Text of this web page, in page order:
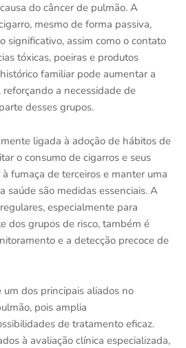
do câncer de pulmão. A
mesmo de forma passiva,
significativo, assim como o contato
tóxicas, poeiras e produtos
familiar pode aumentar a
a necessidade de
desses grupos.
ligada à adoção de hábitos de
o consumo de cigarros e seus
fumaça de terceiros e manter uma
saúde são medidas essenciais. A
especialmente para
dos grupos de risco, também é
e a detecção precoce de
dos principais aliados no
pois amplia
de tratamento eficaz.
à avaliação clínica especializada,